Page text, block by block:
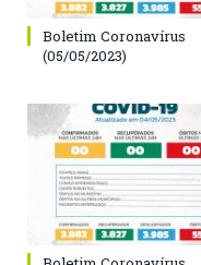
Boletim Coronavírus
(05/05/2023)